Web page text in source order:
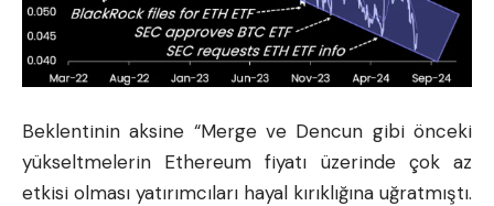
Beklentinin aksine “Merge ve Dencun gibi önceki
yükseltmelerin Ethereum fiyatı üzerinde çok az
etkisi olması yatırımcıları hayal kırıklığına uğratmıştı.